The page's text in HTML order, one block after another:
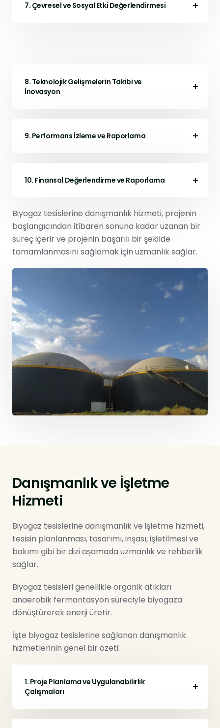
7. Çevresel ve Sosyal Etki Değerlendirmesi
8. Teknolojik Gelişmelerin Takibi ve
İnovasyon
9. Performans İzleme ve Raporlama
10. Finansal Değerlendirme ve Raporlama
Biyogaz tesislerine danışmanlık hizmeti, projenin
başlangıcından itibaren sonuna kadar uzanan bir
süreç içerir ve projenin başarılı bir şekilde
tamamlanmasını sağlamak için uzmanlık sağlar.
Danışmanlık ve İşletme
Hizmeti
Biyogaz tesislerine danışmanlık ve işletme hizmeti,
tesisin planlanması, tasarımı, inşası, işletilmesi ve
bakımı gibi bir dizi aşamada uzmanlık ve rehberlik
sağlar.
Biyogaz tesisleri genellikle organik atıkları
anaerobik fermantasyon süreciyle biyogaza
dönüştürerek enerji üretir.
İşte biyogaz tesislerine sağlanan danışmanlık
hizmetlerinin genel bir özeti:
1. Proje Planlama ve Uygulanabilirlik
Çalışmaları